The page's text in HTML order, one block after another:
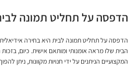
הדפסה על תחליט תמונה
הדפסה על תחליט תמונה לבית היא בחירה אידיאלית
הבית שלו מראה אומנותי ומותאם אישית. כיום,
המקצועיים הניתנים על ידי חנויות מקוונות, ניתן